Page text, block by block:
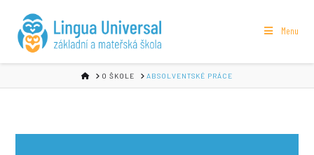
Menu
HOMEO ŠKOLE ABSOLVENTSKÉ PRÁCE